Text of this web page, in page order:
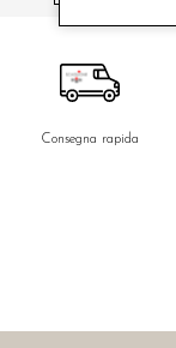
Consegna rapida